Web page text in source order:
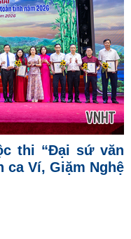
thi “Đại sứ văn
ca Ví, Giặm Nghệ